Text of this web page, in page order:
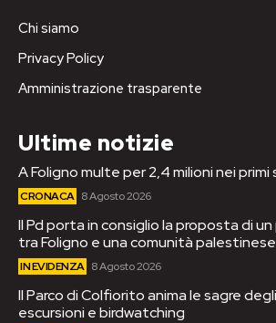
Chi siamo
Privacy Policy
Amministrazione trasparente
Ultime notizie
A Foligno multe per 2,4 milioni nei primi
CRONACA 8 Agosto 2026
Il Pd porta in consiglio la proposta di
tra Foligno e una comunità palestinese
IN EVIDENZA 8 Agosto 2026
Il Parco di Colfiorito anima le sagre
escursioni e birdwatching